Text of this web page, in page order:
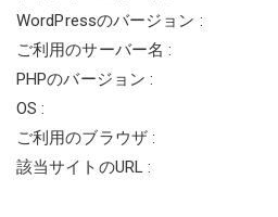
WordPressのバージョン :
ご利用のサーバー名 :
PHPのバージョン :
OS :
ご利用のブラウザ :
該当サイトのURL :